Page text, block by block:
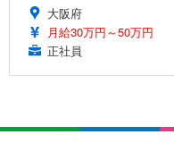
大阪府
月給30万円～50万円
正社員